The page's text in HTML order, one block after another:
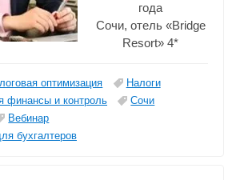
года
Сочи, отель «Bridge
Resort» 4*
оптимизация
Налоги
финансы и контроль
Сочи
Вебинар
бухгалтеров